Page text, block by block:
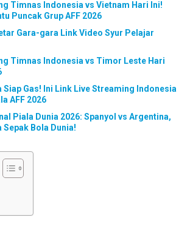
Timnas Indonesia vs Vietnam Hari Ini!
Puncak Grup AFF 2026
Gara-gara Link Video Syur Pelajar
Timnas Indonesia vs Timor Leste Hari
Gas! Ini Link Live Streaming Indonesia
AFF 2026
Piala Dunia 2026: Spanyol vs Argentina,
Sepak Bola Dunia!